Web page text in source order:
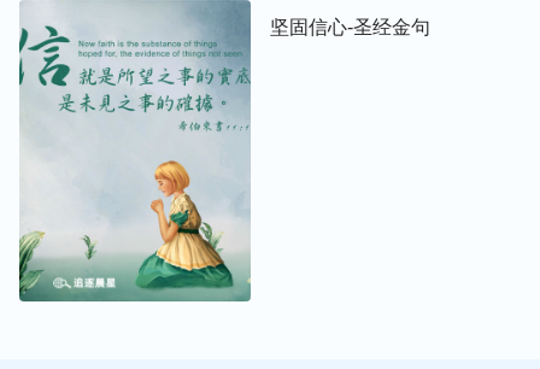
坚固信心-圣经金句